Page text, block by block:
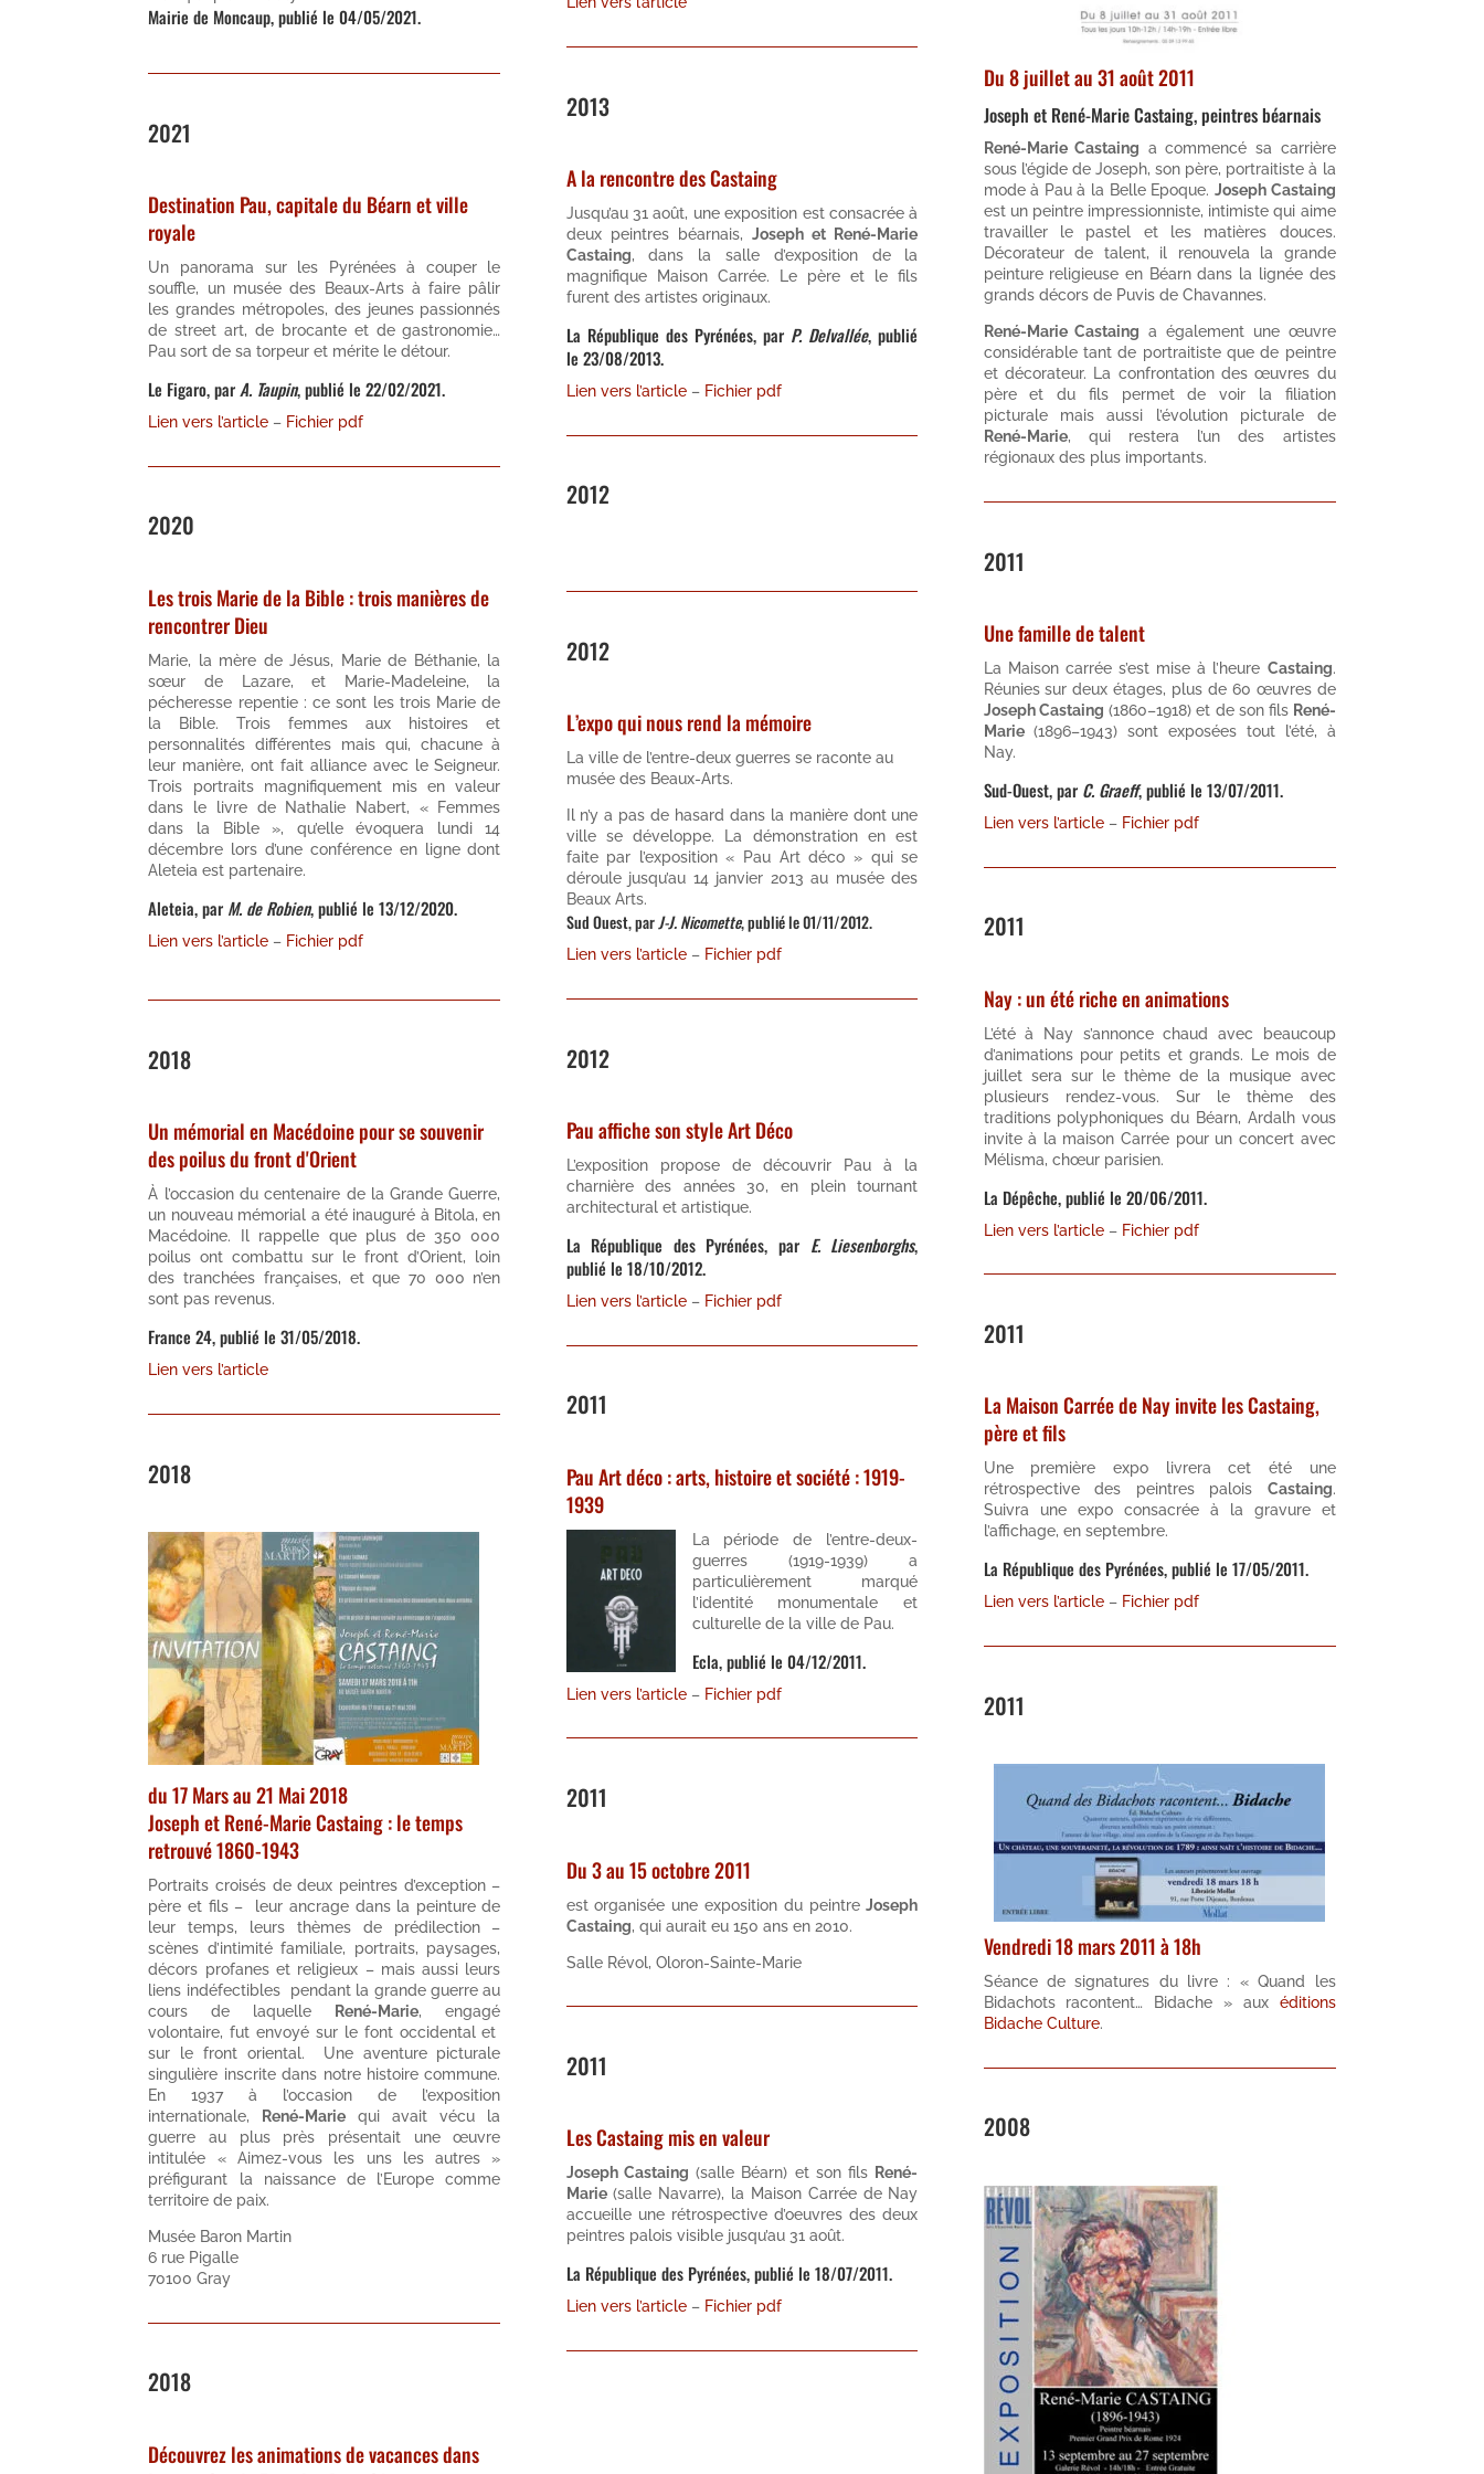
Mairie de Moncaup, publié le 04/05/2021.
2021
Destination Pau, capitale du Béarn et ville
royale
Un panorama sur les Pyrénées à couper le
souffle, un musée des Beaux-Arts à faire pâlir
les grandes métropoles, des jeunes passionnés
de street art, de brocante et de gastronomie…
Pau sort de sa torpeur et mérite le détour.
Le Figaro, par A. Taupin, publié le 22/02/2021.
Lien vers l’article – Fichier pdf
2020
Les trois Marie de la Bible : trois manières de
rencontrer Dieu
Marie, la mère de Jésus, Marie de Béthanie, la
sœur de Lazare, et Marie-Madeleine, la
pécheresse repentie : ce sont les trois Marie de
la Bible. Trois femmes aux histoires et
personnalités différentes mais qui, chacune à
leur manière, ont fait alliance avec le Seigneur.
Trois portraits magnifiquement mis en valeur
dans le livre de Nathalie Nabert, « Femmes
dans la Bible », qu’elle évoquera lundi 14
décembre lors d’une conférence en ligne dont
Aleteia est partenaire.
Aleteia, par M. de Robien, publié le 13/12/2020.
Lien vers l’article – Fichier pdf
2018
Un mémorial en Macédoine pour se souvenir
des poilus du front d'Orient
À l’occasion du centenaire de la Grande Guerre,
un nouveau mémorial a été inauguré à Bitola, en
Macédoine. Il rappelle que plus de 350 000
poilus ont combattu sur le front d’Orient, loin
des tranchées françaises, et que 70 000 n’en
sont pas revenus.
France 24, publié le 31/05/2018.
Lien vers l’article
2018
du 17 Mars au 21 Mai 2018
Joseph et René-Marie Castaing : le temps
retrouvé 1860-1943
Portraits croisés de deux peintres d’exception –
père et fils – leur ancrage dans la peinture de
leur temps, leurs thèmes de prédilection –
scènes d’intimité familiale, portraits, paysages,
décors profanes et religieux – mais aussi leurs
liens indéfectibles pendant la grande guerre au
cours de laquelle
René-Marie, engagé
volontaire, fut envoyé sur le font occidental et
sur le front oriental. Une aventure picturale
singulière inscrite dans notre histoire commune.
En 1937 à l’occasion de l’exposition
internationale,
René-Marie qui avait vécu la
guerre au plus près présentait une œuvre
intitulée « Aimez-vous les uns les autres »
préfigurant la naissance de l’Europe comme
territoire de paix.
Musée Baron Martin
6 rue Pigalle
70100 Gray
2018
Découvrez les animations de vacances dans
2013
A la rencontre des Castaing
Jusqu’au 31 août, une exposition est consacrée à
deux peintres béarnais,Joseph et René-Marie
Castaing, dans la salle d’exposition de la
magnifique Maison Carrée. Le père et le fils
furent des artistes originaux.
La République des Pyrénées, par P. Delvallée, publié
le 23/08/2013.
Lien vers l’article– Fichier pdf
2012
2012
L’expo qui nous rend la mémoire
La ville de l’entre-deux guerres se raconte au
musée des Beaux-Arts.
Il n’y a pas de hasard dans la manière dont une
ville se développe. La démonstration en est
faite par l’exposition « Pau Art déco » qui se
déroule jusqu’au 14 janvier 2013 au musée des
Beaux Arts.
Sud Ouest, parJ-J. Nicomette, publié le 01/11/2012.
Lien vers l’article– Fichier pdf
2012
Pau affiche son style Art Déco
L’exposition propose de découvrir Pau à la
charnière des années 30, en plein tournant
architectural et artistique.
La République des Pyrénées, par E. Liesenborghs,
publié le 18/10/2012.
Lien vers l’article– Fichier pdf
2011
Pau Art déco : arts, histoire et société : 1919-
1939
La période de l’entre-deux-
guerres (1919-1939) a
particulièrement marqué
l’identité monumentale et
culturelle de la ville de Pau.
Ecla, publié le 04/12/2011.
Lien vers l’article– Fichier pdf
2011
Du 3 au 15 octobre 2011
est organisée une exposition du peintreJoseph
Castaing, qui aurait eu 150 ans en 2010.
Salle Révol, Oloron-Sainte-Marie
2011
Les Castaing mis en valeur
Joseph Castaing (salle Béarn) et son fils René-
Marie(salle Navarre), la Maison Carrée de Nay
accueille une rétrospective d’oeuvres des deux
peintres palois visible jusqu’au 31 août.
La République des Pyrénées, publié le 18/07/2011.
Lien vers l’article– Fichier pdf
Du 8 juillet au 31 août 2011
Joseph et René-Marie Castaing, peintres béarnais
René-Marie Castaing a commencé sa carrière
sous l’égide de Joseph, son père, portraitiste à la
mode à Pau à la Belle Epoque. Joseph Castaing
est un peintre impressionniste, intimiste qui aime
travailler le pastel et les matières douces.
Décorateur de talent, il renouvela la grande
peinture religieuse en Béarn dans la lignée des
grands décors de Puvis de Chavannes.
René-Marie Castaing a également une œuvre
considérable tant de portraitiste que de peintre
et décorateur. La confrontation des œuvres du
père et du fils permet de voir la filiation
picturale mais aussi l’évolution picturale de
René-Marie, qui restera l’un des artistes
régionaux des plus importants.
2011
Une famille de talent
La Maison carrée s’est mise à l’heure Castaing.
Réunies sur deux étages, plus de 60 œuvres de
Joseph Castaing (1860–1918) et de son fils René-
Marie(1896–1943) sont exposées tout l’été, à
Nay.
Sud-Ouest, par C. Graeff, publié le 13/07/2011.
Lien vers l’article– Fichier pdf
2011
Nay : un été riche en animations
L’été à Nay s’annonce chaud avec beaucoup
d’animations pour petits et grands. Le mois de
juillet sera sur le thème de la musique avec
plusieurs rendez-vous. Sur le thème des
traditions polyphoniques du Béarn, Ardalh vous
invite à la maison Carrée pour un concert avec
Mélisma, chœur parisien.
La Dépêche, publié le 20/06/2011.
Lien vers l’article– Fichier pdf
2011
La Maison Carrée de Nay invite les Castaing,
père et fils
Une première expo livrera cet été une
rétrospective des peintres palois Castaing.
Suivra une expo consacrée à la gravure et
l’affichage, en septembre.
La République des Pyrénées, publié le 17/05/2011.
Lien vers l’article– Fichier pdf
2011
Vendredi 18 mars 2011 à 18h
Séance de signatures du livre : « Quand les
Bidachots racontent… Bidache » aux éditions
Bidache Culture.
2008